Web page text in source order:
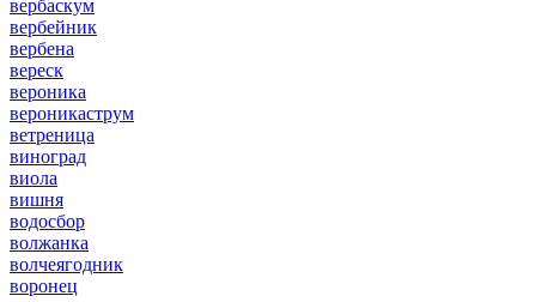
вербаскум
вербейник
вербена
вереск
вероника
вероникаструм
ветреница
виноград
виола
вишня
водосбор
волжанка
волчеягодник
воронец